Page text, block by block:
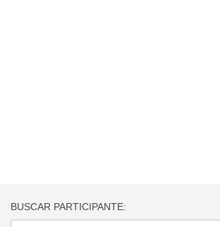
BUSCAR PARTICIPANTE: